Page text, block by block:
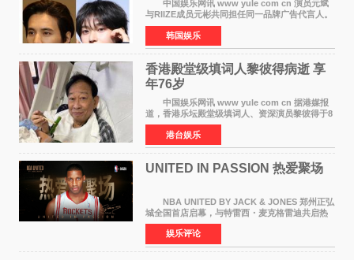
中国娱乐网讯 www yule com cn 演员元斌
与RIIZE成员元彬共同担任同一品牌广告代言人。
6日据独家报道，继演员元斌之后，RIIZE元彬最
近也被选为某在线中介平台A公司的共同广告代言
人，两人将作
韩国娱乐
香港殿堂级填词人黎彼得病逝 享
年76岁​
中国娱乐网讯 www yule com cn 据港媒报
道，香港乐坛殿堂级填词人、资深演员黎彼得于8
月5日上午因病离世，终年76岁。好友钟志光透
露，黎彼得今年3月中风后便卧床休养，身体机能
持续衰退，最
港台娱乐
UNITED IN PASSION 热爱聚场
NBA UNITED BY JACK & JONES 郑州正弘
城全国首店启幕，与特雷西・麦克格雷迪共启热
爱 2026 年7 月21 日，
NBAUNITEDBYJACK&JONES 全国首店，于郑
州正弘城正式启幕。NBA 传奇球星
娱乐评论